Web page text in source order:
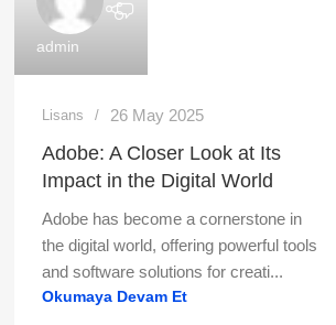
admin
Lisans 26 May 2025
Adobe: A Closer Look at Its
Impact in the Digital World
Adobe has become a cornerstone in
the digital world, offering powerful tools
and software solutions for creati...
Okumaya Devam Et